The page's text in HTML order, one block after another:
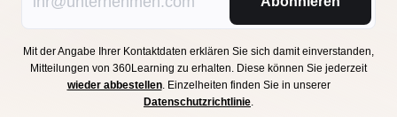
Mit der Angabe Ihrer Kontaktdaten erklären Sie sich damit einverstanden,
Mitteilungen von 360Learning zu erhalten. Diese können Sie jederzeit
wieder abbestellen. Einzelheiten finden Sie in unserer
Datenschutzrichtlinie.